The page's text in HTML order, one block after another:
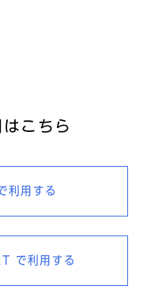
こちら
利用する
で利用する